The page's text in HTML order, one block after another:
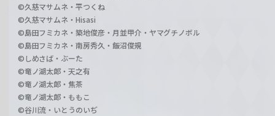
©久慈マサムネ・平つくね
©久慈マサムネ・Hisasi
©島田フミカネ・築地俊彦・月並甲介・ヤマグチノボル
©島田フミカネ・南房秀久・飯沼俊規
©しめさば・ぶーた
©竜ノ湖太郎・天之有
©竜ノ湖太郎・焦茶
©竜ノ湖太郎・ももこ
©谷川流・いとうのいぢ